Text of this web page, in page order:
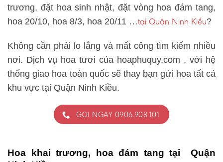
trương, đặt hoa sinh nhật, đặt vòng hoa đám tang,
hoa 20/10, hoa 8/3, hoa 20/11 …tại Quận Ninh Kiều?
Không cần phải lo lắng và mất công tìm kiếm nhiều
nơi. Dịch vụ hoa tươi của hoaphuquy.com , với hệ
thống giao hoa toàn quốc sẽ thay bạn gửi hoa tất cả
khu vực tại Quận Ninh Kiều.
GỌI NGAY 0906.908.101
Hoa khai trương, hoa đám tang tại Quận